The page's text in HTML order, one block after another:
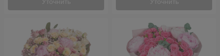
Уточнить Уточнить